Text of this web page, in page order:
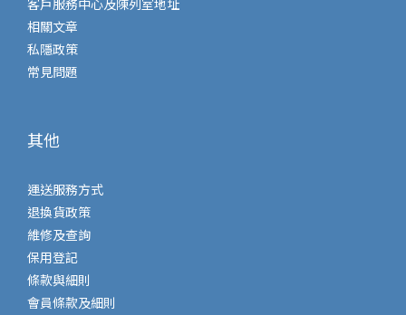
客戶服務中心及陳列室地址
相關文章
私隱政策
常見問題
其他
運送服務方式
退換貨政策
維修及查詢
保用登記
條款與細則
會員條款及細則